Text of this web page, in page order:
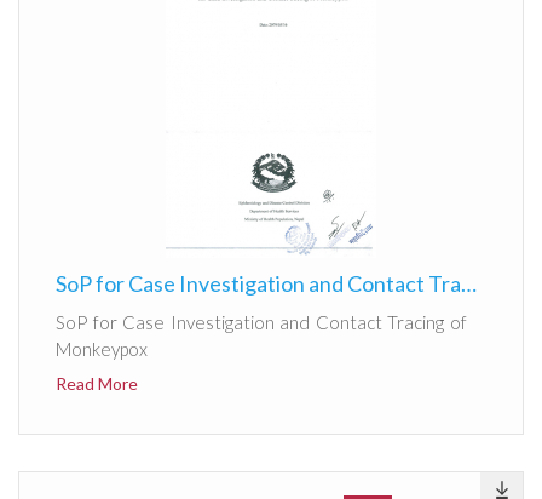
SoP for Case Investigation and Contact Tracing of Monkeypox
SoP for Case Investigation and Contact Tracing of
Monkeypox
Read More